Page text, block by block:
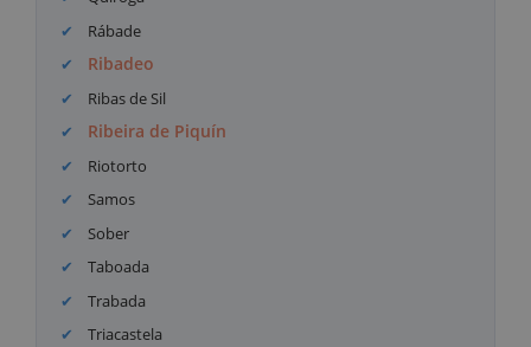
Rábade
Ribadeo
Ribas de Sil
Ribeira de Piquín
Riotorto
Samos
Sober
Taboada
Trabada
Triacastela